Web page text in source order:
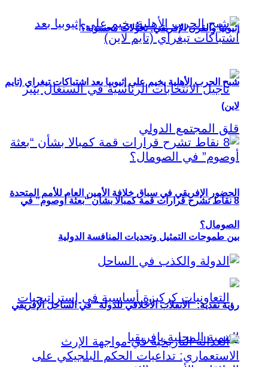
إثيوبيا والقرن الإفريقي: تحوُّلات محسوبة؟
الحضور الإفريقي في سباق خلافة الأمين العام للأمم المتحدة
بين طموحات التمثيل وتحديات المنافسة الدولية
شبح الحرب الأهلية يخيم على إثيوبيا بعد اشتباكات تيغراي (تايم
لاين)
8 نقاط تشرح قرارات قمة كمبالا بشأن “بعثة أوصوم” في
الصومال؟
رؤية نقدية: “الانقلاب الأخلاقي للدولة” في الساحل الإفريقي